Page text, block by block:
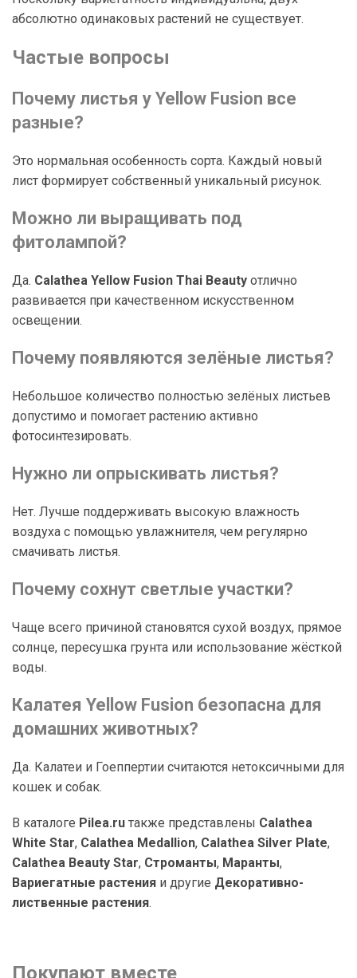
абсолютно одинаковых растений не существует.
Частые вопросы
Почему листья у Yellow Fusion все
разные?
Это нормальная особенность сорта. Каждый новый
лист формирует собственный уникальный рисунок.
Можно ли выращивать под
фитолампой?
Да. Calathea Yellow Fusion Thai Beauty отлично
развивается при качественном искусственном
освещении.
Почему появляются зелёные листья?
Небольшое количество полностью зелёных листьев
допустимо и помогает растению активно
фотосинтезировать.
Нужно ли опрыскивать листья?
Нет. Лучше поддерживать высокую влажность
воздуха с помощью увлажнителя, чем регулярно
смачивать листья.
Почему сохнут светлые участки?
Чаще всего причиной становятся сухой воздух, прямое
солнце, пересушка грунта или использование жёсткой
воды.
Калатея Yellow Fusion безопасна для
домашних животных?
Да. Калатеи и Гоеппертии считаются нетоксичными для
кошек и собак.
В каталоге Pilea.ru также представлены Calathea
White Star, Calathea Medallion, Calathea Silver Plate,
Calathea Beauty Star, Строманты, Маранты,
Вариегатные растения и другие Декоративно-
лиственные растения.
Покупают вместе